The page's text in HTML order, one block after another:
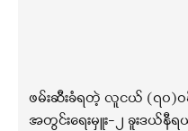
ဖမ်းဆီးခံရတဲ့ လူငယ် (၇၀)ဝ
အတွင်းရေးမှူး-၂ ခူးဒယ်နီ